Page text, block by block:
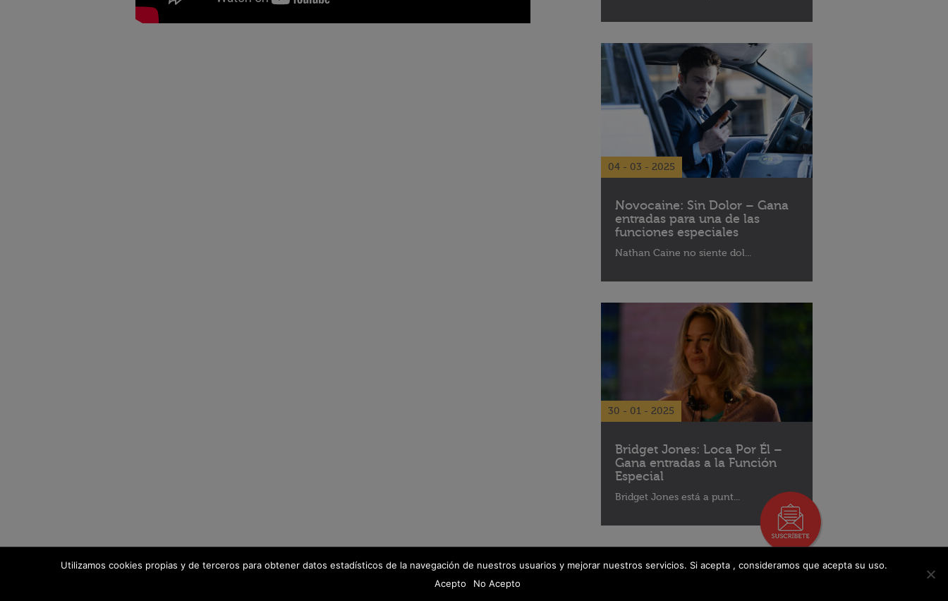
04 - 03 - 2025
Novocaine: Sin Dolor – Gana
entradas para una de las
funciones especiales
Nathan Caine no siente dol...
30 - 01 - 2025
Bridget Jones: Loca Por Él –
Gana entradas a la Función
Especial
Bridget Jones está a punt...
© 2026 Fanáticos del Cine - Todos los derechos reservados
Libro De Reclamaciones
Utilizamos cookies propias y de terceros para obtener datos estadísticos de la navegación de nuestros usuarios y mejorar nuestros servicios. Si acepta , consideramos que acepta su uso.
Acepto
No Acepto